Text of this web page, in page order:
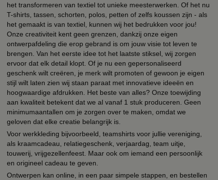
het transformeren van textiel tot unieke meesterwerken. Of het nu
T-shirts, tassen, schorten, polos, petten of zelfs koussen zijn - als
het gemaakt is van textiel, kunnen wij het bedrukken voor jou!
Onze creativiteit kent geen grenzen, dankzij onze eigen
ontwerpafdeling die erop gebrand is om jouw visie tot leven te
brengen. Van het eerste idee tot het laatste stiksel, wij zorgen
ervoor dat elk detail klopt. Of je nu een gepersonaliseerd
geschenk wilt creëren, je merk wilt promoten of gewoon je eigen
stijl wilt laten zien wij staan paraat met innovatieve ideeën en
hoogwaardige afdrukken. Het beste van alles? Onze toewijding
aan kwaliteit betekent dat we al vanaf 1 stuk produceren. Geen
minimumaantallen om je zorgen over te maken, omdat we
geloven dat elke creatie belangrijk is.
Voor werkkleding bijvoorbeeld, teamshirts voor jullie vereniging,
als kraamcadeau, relatiegeschenk, verjaardag, team uitje,
touwerij, vrijgezellenfeest. Maar ook om iemand een persoonlijk
en origineel cadeau te geven.
Ontwerpen kan online, in een paar simpele stappen, en bestellen